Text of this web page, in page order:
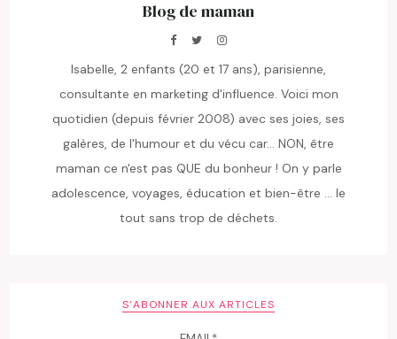
Blog de maman
Isabelle, 2 enfants (20 et 17 ans), parisienne,
consultante en marketing d'influence. Voici mon
quotidien (depuis février 2008) avec ses joies, ses
galères, de l'humour et du vécu car... NON, être
maman ce n'est pas QUE du bonheur ! On y parle
adolescence, voyages, éducation et bien-être ... le
tout sans trop de déchets.
S’ABONNER AUX ARTICLES